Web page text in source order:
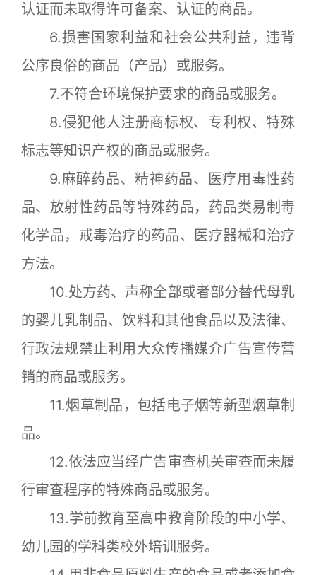
认证而未取得许可备案、认证的商品。
6.损害国家利益和社会公共利益，违背
公序良俗的商品（产品）或服务。
7.不符合环境保护要求的商品或服务。
8.侵犯他人注册商标权、专利权、特殊
标志等知识产权的商品或服务。
9.麻醉药品、精神药品、医疗用毒性药
品、放射性药品等特殊药品，药品类易制毒
化学品，戒毒治疗的药品、医疗器械和治疗
方法。
10.处方药、声称全部或者部分替代母乳
的婴儿乳制品、饮料和其他食品以及法律、
行政法规禁止利用大众传播媒介广告宣传营
销的商品或服务。
11.烟草制品，包括电子烟等新型烟草制
品。
12.依法应当经广告审查机关审查而未履
行审查程序的特殊商品或服务。
13.学前教育至高中教育阶段的中小学、
幼儿园的学科类校外培训服务。